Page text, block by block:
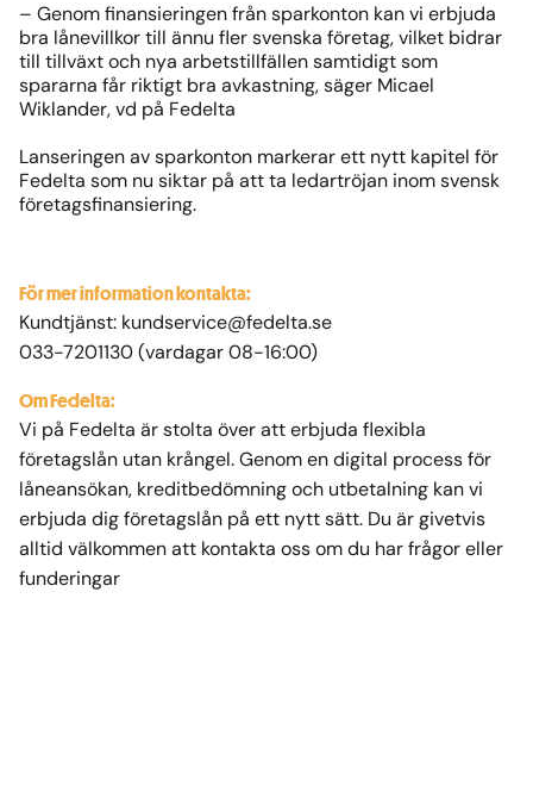
– Genom finansieringen från sparkonton kan vi erbjuda
bra lånevillkor till ännu fler svenska företag, vilket bidrar
till tillväxt och nya arbetstillfällen samtidigt som
spararna får riktigt bra avkastning, säger Micael
Wiklander, vd på Fedelta
Lanseringen av sparkonton markerar ett nytt kapitel för
Fedelta som nu siktar på att ta ledartröjan inom svensk
företagsfinansiering.
För mer information kontakta:
Kundtjänst: kundservice@fedelta.se
033-7201130(vardagar 08-16:00)
Om Fedelta:
Vi på Fedelta är stolta över att erbjuda flexibla
företagslån utan krångel. Genom en digital process för
låneansökan, kreditbedömning och utbetalning kan vi
erbjuda dig företagslån på ett nytt sätt. Du är givetvis
alltid välkommen att kontakta oss om du har frågor eller
funderingar